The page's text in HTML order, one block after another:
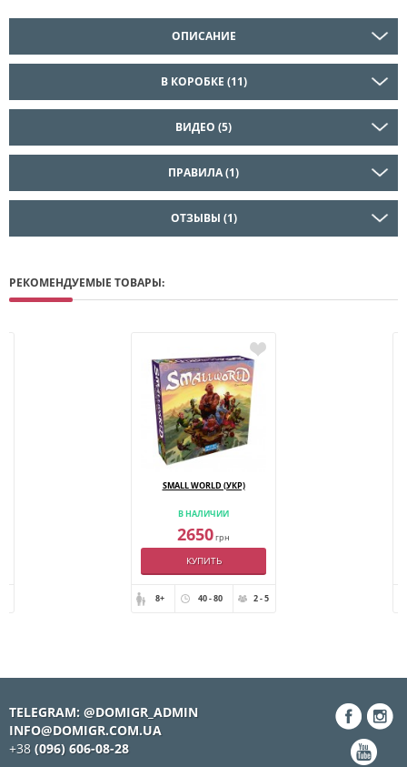
ОПИСАНИЕ
В КОРОБКЕ (11)
ВИДЕО (5)
ПРАВИЛА (1)
ОТЗЫВЫ (1)
РЕКОМЕНДУЕМЫЕ ТОВАРЫ:
SMALL WORLD (УКР)
В НАЛИЧИИ
2650грн
КУПИТЬ
8+ 40 - 80 2 - 5
TELEGRAM: @DOMIGR_ADMIN
INFO@DOMIGR.COM.UA
+38 (096) 606-08-28